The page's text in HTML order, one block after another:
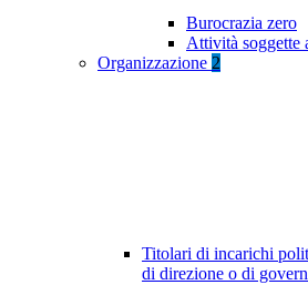
Burocrazia zero
Attività soggette
Organizzazione 2
Titolari di incarichi
di direzione o di